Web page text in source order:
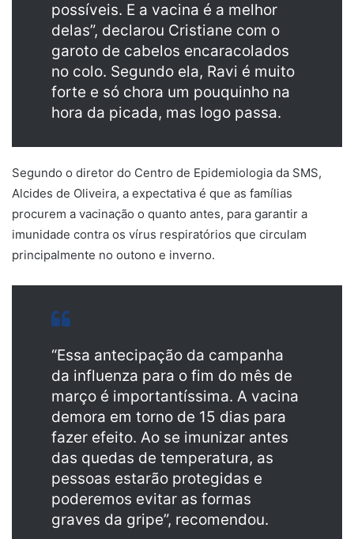
possíveis. E a vacina é a melhor
delas”, declarou Cristiane com o
garoto de cabelos encaracolados
no colo. Segundo ela, Ravi é muito
forte e só chora um pouquinho na
hora da picada, mas logo passa.
Segundo o diretor do Centro de Epidemiologia da SMS,
Alcides de Oliveira, a expectativa é que as famílias
procurem a vacinação o quanto antes, para garantir a
imunidade contra os vírus respiratórios que circulam
principalmente no outono e inverno.
“Essa antecipação da campanha
da influenza para o fim do mês de
março é importantíssima. A vacina
demora em torno de 15 dias para
fazer efeito. Ao se imunizar antes
das quedas de temperatura, as
pessoas estarão protegidas e
poderemos evitar as formas
graves da gripe”, recomendou.